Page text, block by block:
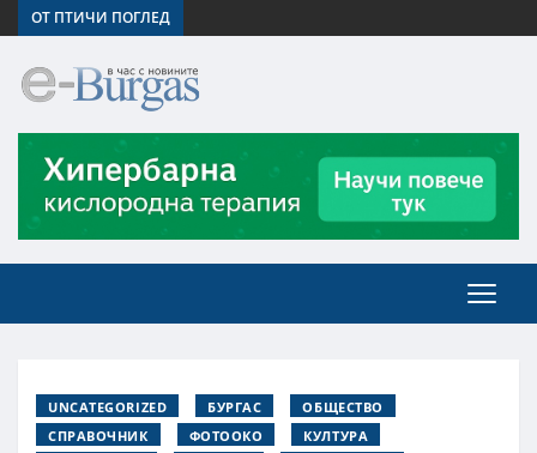
ОТ ПТИЧИ ПОГЛЕД
UNCATEGORIZED БУРГАС
ОБЩЕСТВО
СПРАВОЧНИК
ФОТООКО
КУЛТУРА